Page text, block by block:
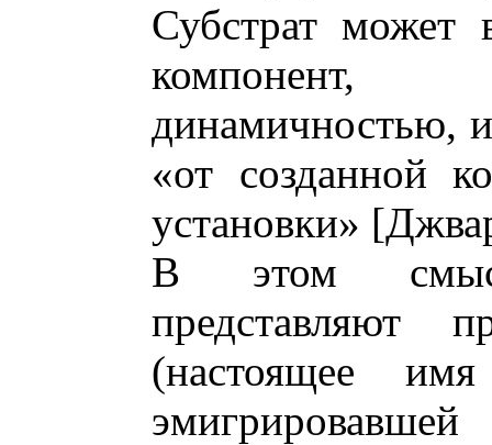
Субстрат может
компонент,
динамичностью,
«от созданной
установки»
В этом
представляют
(настоящее